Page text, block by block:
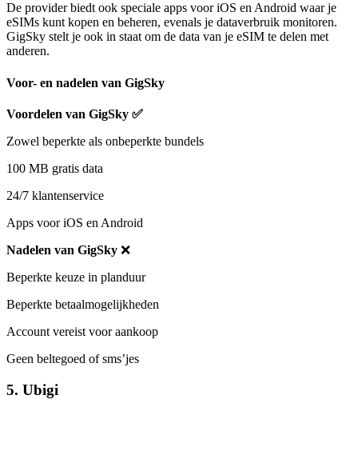
De provider biedt ook speciale apps voor iOS en Android waar je
eSIMs kunt kopen en beheren, evenals je dataverbruik monitoren.
GigSky stelt je ook in staat om de data van je eSIM te delen met
anderen.
Voor- en nadelen van GigSky
Voordelen van GigSky ✅
Zowel beperkte als onbeperkte bundels
100 MB gratis data
24/7 klantenservice
Apps voor iOS en Android
Nadelen van GigSky ❌
Beperkte keuze in planduur
Beperkte betaalmogelijkheden
Account vereist voor aankoop
Geen beltegoed of sms’jes
5. Ubigi